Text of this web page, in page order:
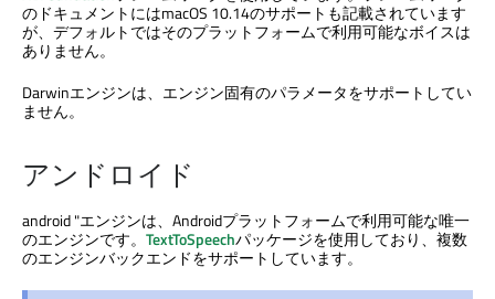
のドキュメントにはmacOS 10.14のサポートも記載されています
が、デフォルトではそのプラットフォームで利用可能なボイスは
ありません。
Darwinエンジンは、エンジン固有のパラメータをサポートしてい
ません。
アンドロイド
android "エンジンは、Androidプラットフォームで利用可能な唯一
のエンジンです。 TextToSpeechパッケージを使用しており、複数
のエンジンバックエンドをサポートしています。